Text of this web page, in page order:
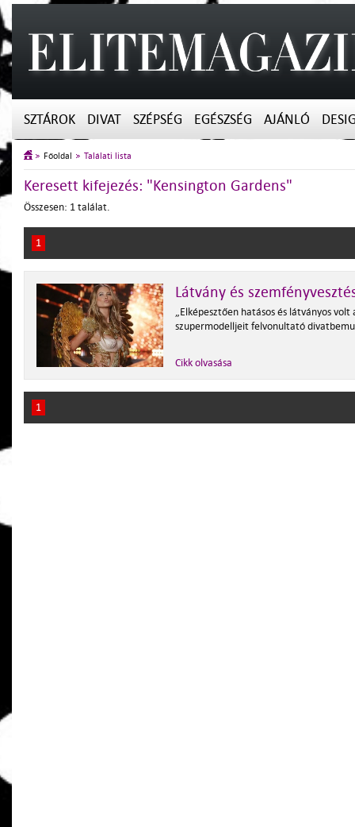
SZTÁROK DIVAT SZÉPSÉG EGÉSZSÉG AJÁNLÓ
Főoldal Találati lista
Keresett kifejezés: "Kensington Gardens"
Összesen: 1 találat.
1
Látvány és
„Elképesztően hatásos és látványos volt
szupermodelljeit felvonultató
Cikk olvasása
1